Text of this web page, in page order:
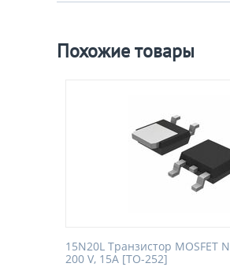
Похожие товары
15N20L Транзистор MOSFET
200 V, 15A [TO-252]